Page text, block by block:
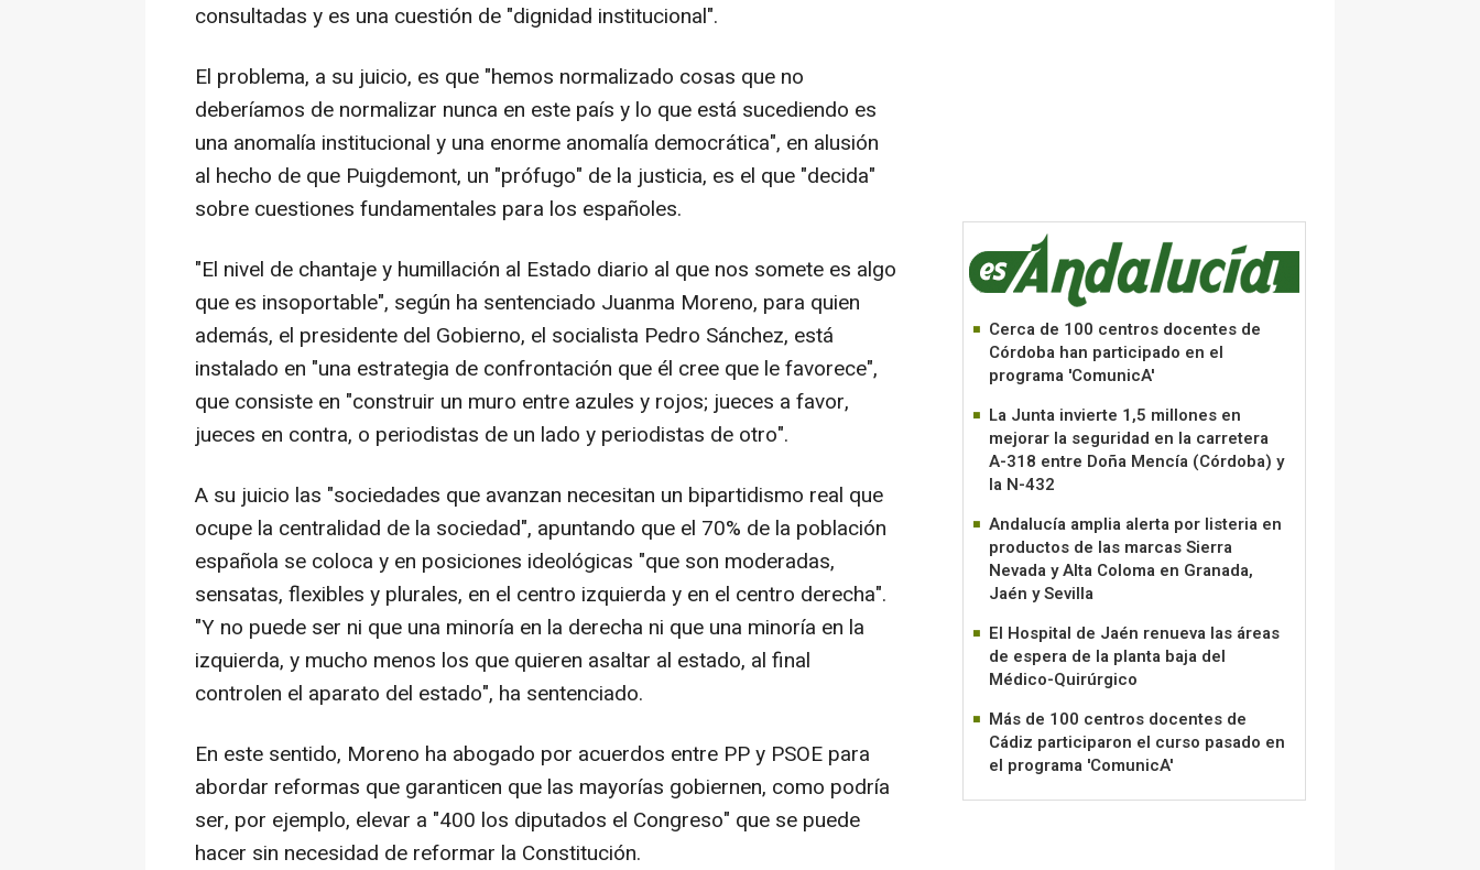
consultadas y es una cuestión de "dignidad institucional".
El problema, a su juicio, es que "hemos normalizado cosas que no
deberíamos de normalizar nunca en este país y lo que está sucediendo es
una anomalía institucional y una enorme anomalía democrática", en alusión
al hecho de que Puigdemont, un "prófugo" de la justicia, es el que "decida"
sobre cuestiones fundamentales para los españoles.
"El nivel de chantaje y humillación al Estado diario al que nos somete es algo
que es insoportable", según ha sentenciado Juanma Moreno, para quien
además, el presidente del Gobierno, el socialista Pedro Sánchez, está
instalado en "una estrategia de confrontación que él cree que le favorece",
que consiste en "construir un muro entre azules y rojos; jueces a favor,
jueces en contra, o periodistas de un lado y periodistas de otro".
A su juicio las "sociedades que avanzan necesitan un bipartidismo real que
ocupe la centralidad de la sociedad", apuntando que el 70% de la población
española se coloca y en posiciones ideológicas "que son moderadas,
sensatas, flexibles y plurales, en el centro izquierda y en el centro derecha".
"Y no puede ser ni que una minoría en la derecha ni que una minoría en la
izquierda, y mucho menos los que quieren asaltar al estado, al final
controlen el aparato del estado", ha sentenciado.
En este sentido, Moreno ha abogado por acuerdos entre PP y PSOE para
abordar reformas que garanticen que las mayorías gobiernen, como podría
ser, por ejemplo, elevar a "400 los diputados el Congreso" que se puede
hacer sin necesidad de reformar la Constitución.
Cerca de 100 centros docentes de
Córdoba han participado en el
programa 'ComunicA'
La Junta invierte 1,5 millones en
mejorar la seguridad en la carretera
A-318 entre Doña Mencía (Córdoba) y
la N-432
Andalucía amplia alerta por listeria en
productos de las marcas Sierra
Nevada y Alta Coloma en Granada,
Jaén y Sevilla
El Hospital de Jaén renueva las áreas
de espera de la planta baja del
Médico-Quirúrgico
Más de 100 centros docentes de
Cádiz participaron el curso pasado en
el programa 'ComunicA'